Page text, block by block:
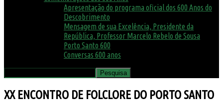
Apresentação do programa oficial dos 600 Anos do
Descobrimento
Mensagem de sua Excelência, Presidente da
República, Professor Marcelo Rebelo de Sousa
Porto Santo 600
Conversas 600 anos
XX ENCONTRO DE FOLCLORE DO PORTO SANTO